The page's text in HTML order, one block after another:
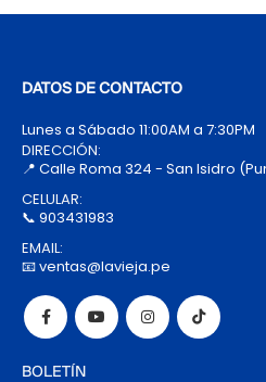
DATOS DE CONTACTO
Lunes a Sábado 11:00AM a 7:30PM
DIRECCIÓN:
📍 Calle Roma 324 - San Isidro
CELULAR:
📞 903431983
EMAIL:
📧 ventas@lavieja.pe
BOLETÍN